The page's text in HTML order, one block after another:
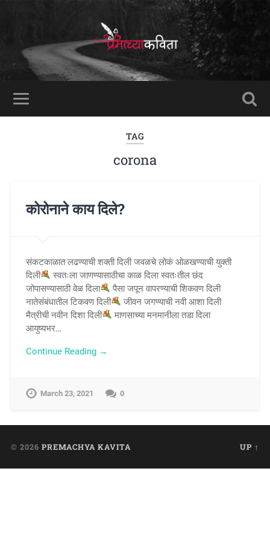
TAG
corona
कोरोनाने काय दिले?
संकटकाळात लढण्याची शक्ती दिली जवळचे लोकं ओळखण्याची युक्ती
दिली
स्वतःला जाणण्यासाठीचा काळ दिला स्वतःतील छंद
जोपासण्यासाठी वेळ दिला
पैसा जपून वापरण्याची शिकवण दिली
नातेसंबंधातील टिकवण दिली
जीवन जगण्याची नवी आशा दिली
मैत्रीची नवीन दिशा दिली
माणसाच्या मनमानीला तडा दिला
आयुष्यभर…
Continue Reading →
March 23, 2021 0
© 2026 PREMACHYA KAVITA UP ↑